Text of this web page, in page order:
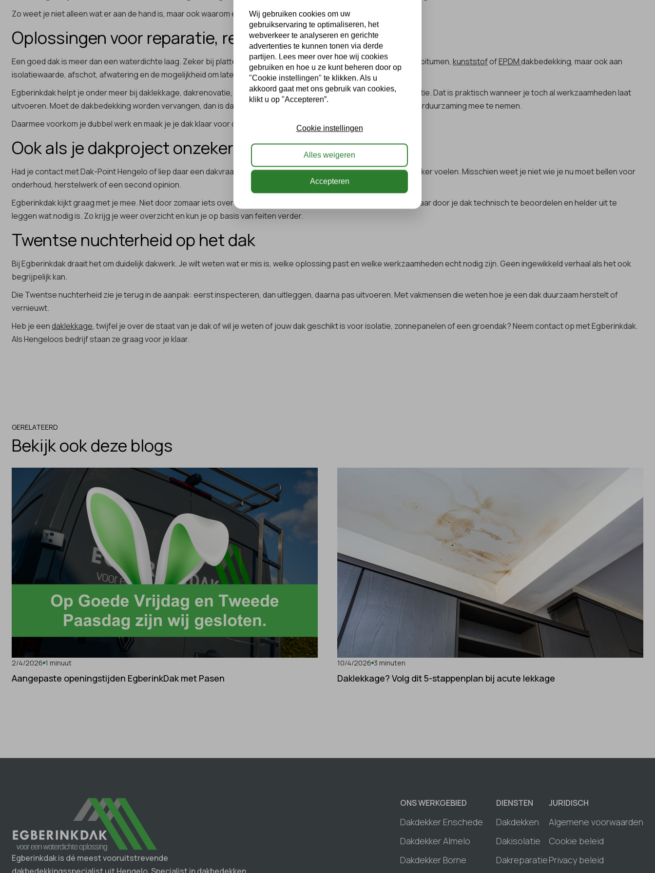
Zo weet je niet alleen wat er aan de hand is, maar ook waarom een bepaalde aanpak nodig is.
Oplossingen voor reparatie, renovatie en isolatie
Een goed dak is meer dan een waterdichte laag. Zeker bij platte daken is de complete opbouw belangrijk. Denk aan bitumen, kunststofofEPDMdakbedekking, maar ook aan
isolatiewaarde, afschot, afwatering en de mogelijkheid om later
zonnepanelenof eengroendakte plaatsen.
Egberinkdak helpt je onder meer bij daklekkage, dakrenovatie, nieuwe dakbedekking en energie-efficiënte dakisolatie. Dat is praktisch wanneer je toch al werkzaamheden laat
uitvoeren. Moet de dakbedekking worden vervangen, dan is dat vaak hét moment om ook isolatie of toekomstige verduurzaming mee te nemen.
Daarmee voorkom je dubbel werk en maak je je dak klaar voor de komende jaren.
Ook als je dakproject onzeker is geworden
Had je contact met Dak-Point Hengelo of liep daar een dakvraag? Door het faillissement van Dak-Point kan dat onzeker voelen. Misschien weet je niet wie je nu moet bellen voor
onderhoud, herstelwerk of een second opinion.
Egberinkdak kijkt graag met je mee. Niet door zomaar iets over te nemen of aannames te doen over eerder werk, maar door je dak technisch te beoordelen en helder uit te
leggen wat nodig is. Zo krijg je weer overzicht en kun je op basis van feiten verder.
Twentse nuchterheid op het dak
Bij Egberinkdak draait het om duidelijk dakwerk. Je wilt weten wat er mis is, welke oplossing past en welke werkzaamheden echt nodig zijn. Geen ingewikkeld verhaal als het ook
begrijpelijk kan.
Die Twentse nuchterheid zie je terug in de aanpak: eerst inspecteren, dan uitleggen, daarna pas uitvoeren. Met vakmensen die weten hoe je een dak duurzaam herstelt of
vernieuwt.
Heb je eendaklekkage, twijfel je over de staat van je dak of wil je weten of jouw dak geschikt is voor isolatie, zonnepanelen of een groendak? Neem contact op met Egberinkdak.
Als Hengeloos bedrijf staan ze graag voor je klaar.
GERELATEERD
Bekijk ook deze blogs
2/4/2026 1 minuut
Aangepaste openingstijden EgberinkDak met Pasen
10/4/2026 3 minuten
Daklekkage? Volg dit 5-stappenplan bij acute lekkage
Egberinkdak is dé meest vooruitstrevende
dakbedekkingsspecialist uit Hengelo. Specialist in dakbedekken,
ONS WERKGEBIED
Dakdekker Enschede
Dakdekker Almelo
Dakdekker Borne
DIENSTEN
Dakdekken
Dakisolatie
Dakreparatie
JURIDISCH
Algemene voorwaarden
Cookie beleid
Privacy beleid
Wij gebruiken cookies om uw
gebruikservaring te optimaliseren, het
webverkeer te analyseren en gerichte
advertenties te kunnen tonen via derde
partijen. Lees meer over hoe wij cookies
gebruiken en hoe u ze kunt beheren door op
"Cookie instellingen" te klikken. Als u
akkoord gaat met ons gebruik van cookies,
klikt u op "Accepteren”.
Cookie instellingen
Alles weigeren
Accepteren